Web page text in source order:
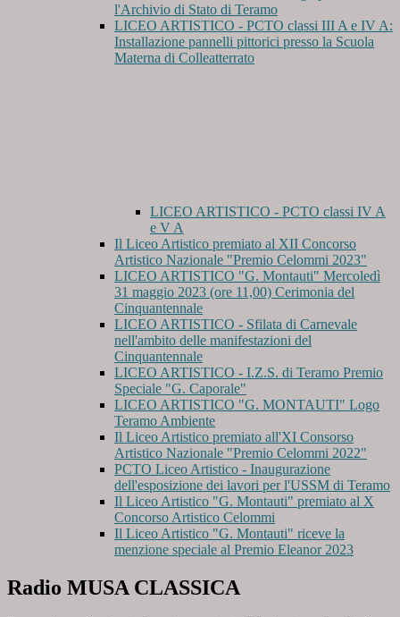
l'Archivio di Stato di Teramo
LICEO ARTISTICO - PCTO classi III A e IV A:
Installazione pannelli pittorici presso la Scuola
Materna di Colleatterrato
LICEO ARTISTICO - PCTO classi IV A
e V A
Il Liceo Artistico premiato al XII Concorso
Artistico Nazionale "Premio Celommi 2023"
LICEO ARTISTICO "G. Montauti" Mercoledì
31 maggio 2023 (ore 11,00) Cerimonia del
Cinquantennale
LICEO ARTISTICO - Sfilata di Carnevale
nell'ambito delle manifestazioni del
Cinquantennale
LICEO ARTISTICO - I.Z.S. di Teramo Premio
Speciale "G. Caporale"
LICEO ARTISTICO "G. MONTAUTI" Logo
Teramo Ambiente
Il Liceo Artistico premiato all'XI Consorso
Artistico Nazionale "Premio Celommi 2022"
PCTO Liceo Artistico - Inaugurazione
dell'esposizione dei lavori per l'USSM di Teramo
Il Liceo Artistico "G. Montauti" premiato al X
Concorso Artistico Celommi
Il Liceo Artistico "G. Montauti" riceve la
menzione speciale al Premio Eleanor 2023
Radio MUSA CLASSICA